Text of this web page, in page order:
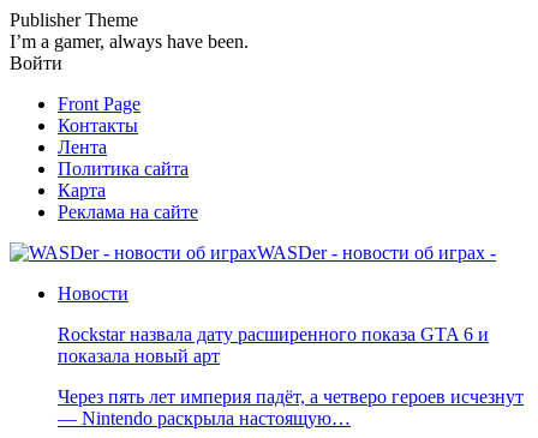
Publisher Theme
I’m a gamer, always have been.
Войти
Front Page
Контакты
Лента
Политика сайта
Карта
Реклама на сайте
WASDer - новости об играх -
Новости
Rockstar назвала дату расширенного показа GTA 6 и
показала новый арт
Через пять лет империя падёт, а четверо героев исчезнут
— Nintendo раскрыла настоящую…